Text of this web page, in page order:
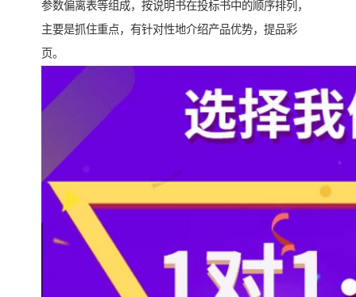
参数偏离表等组成，按说明书在投标书中的顺序排列，
主要是抓住重点，有针对性地介绍产品优势，提品彩
页。